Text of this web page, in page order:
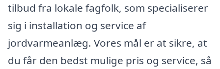
tilbud fra lokale fagfolk, som specialiserer
sig i installation og service af
jordvarmeanlæg. Vores mål er at sikre, at
du får den bedst mulige pris og service, så